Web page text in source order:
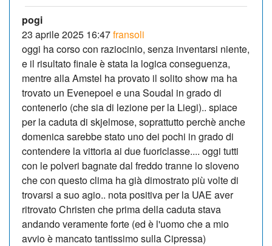
pogi
23 aprile 2025 16:47fransoli
oggi ha corso con raziocinio, senza inventarsi niente,
e il risultato finale è stata la logica conseguenza,
mentre alla Amstel ha provato il solito show ma ha
trovato un Evenepoel e una Soudal in grado di
contenerlo (che sia di lezione per la Liegi).. spiace
per la caduta di skjelmose, soprattutto perchè anche
domenica sarebbe stato uno dei pochi in grado di
contendere la vittoria ai due fuoriclasse.... oggi tutti
con le polveri bagnate dal freddo tranne lo sloveno
che con questo clima ha già dimostrato più volte di
trovarsi a suo agio.. nota positiva per la UAE aver
ritrovato Christen che prima della caduta stava
andando veramente forte (ed è l'uomo che a mio
avvio è mancato tantissimo sulla Cipressa)